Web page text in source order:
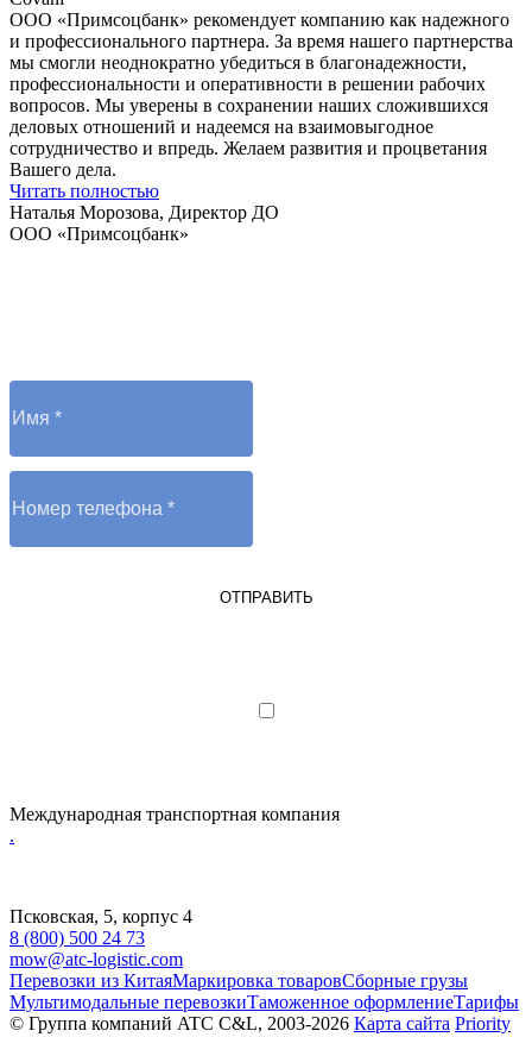
ООО «Примсоцбанк» рекомендует компанию как надежного
и профессионального партнера. За время нашего партнерства
мы смогли неоднократно убедиться в благонадежности,
профессиональности и оперативности в решении рабочих
вопросов. Мы уверены в сохранении наших сложившихся
деловых отношений и надеемся на взаимовыгодное
сотрудничество и впредь. Желаем развития и процветания
Вашего дела.
Читать полностью
Наталья Морозова, Директор ДО
ООО «Примсоцбанк»
ОТПРАВИТЬ
Международная транспортная компания
.
Псковская, 5, корпус 4
8 (800) 500 24 73
mow@atc-logistic.com
Перевозки из КитаяМаркировка товаровСборные грузы
Мультимодальные перевозкиТаможенное оформлениеТарифы
© Группа компаний ATC C&L, 2003-2026 Карта сайта Priority